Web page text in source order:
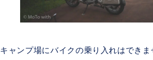
キャンプ場にバイクの乗り入れはできま